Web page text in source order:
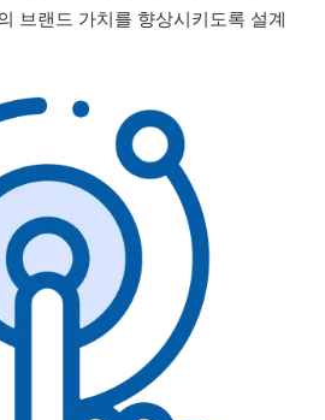
브랜드 가치를 향상시키도록 설계